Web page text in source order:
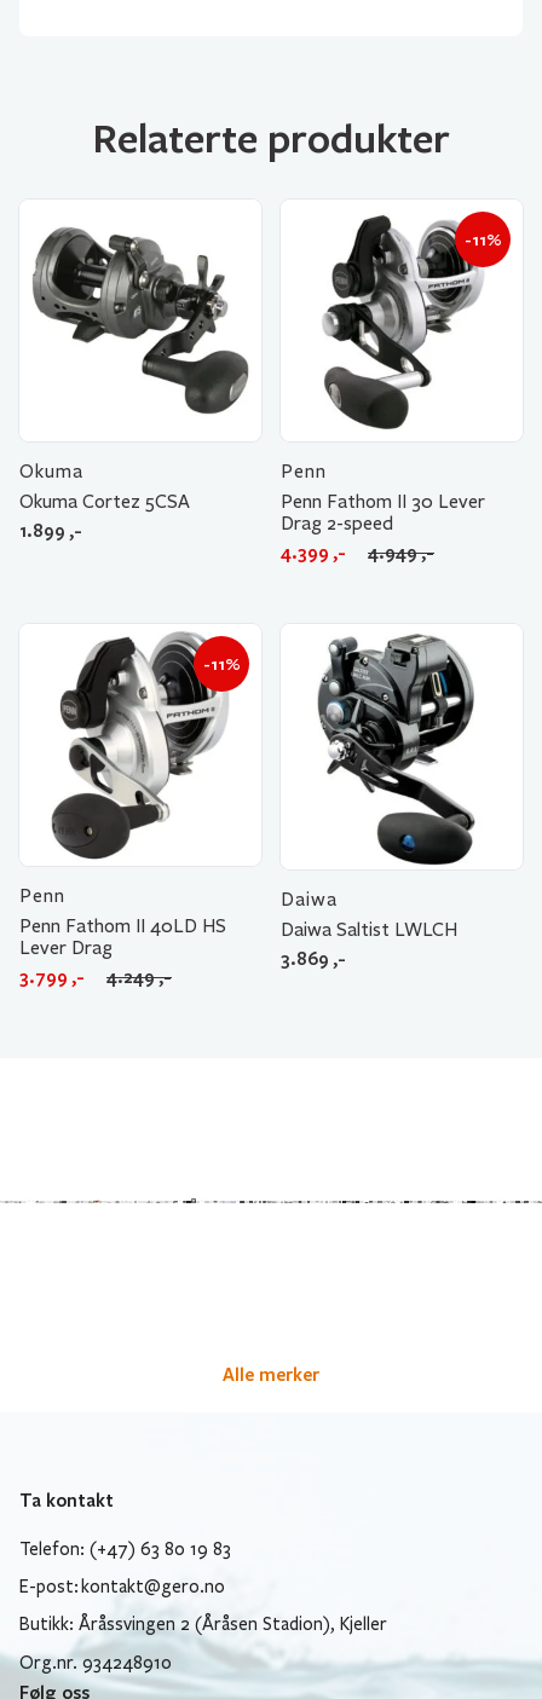
Relaterte produkter
Okuma
Okuma Cortez 5CSA
1.899 ,-
Penn
-11%
Penn Fathom II 30 Lever
Drag 2-speed
4.949,-
Opprinnelig
4.949 ,-.
4.399 ,-
Nåværende
4.399 ,-.
Penn
-11%
Penn Fathom II 40LD HS
Lever Drag
4.249,-
Opprinnelig
3.799 ,-
Nåværende
Daiwa
Daiwa Saltist LWLCH
3.869 ,-
Alle merker
Ta kontakt
Telefon: (+47) 63 80 19 83
E-post: kontakt@gero.no
Butikk: Åråssvingen 2 (Åråsen Stadion), Kjeller
Org.nr. 934248910
Følg oss